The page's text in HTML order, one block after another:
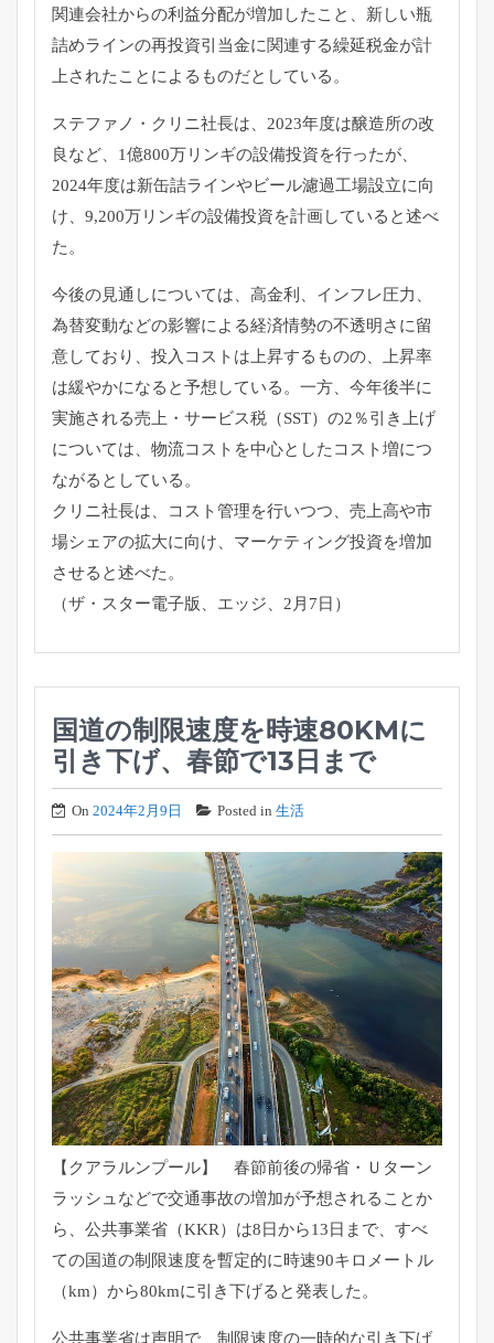
関連会社からの利益分配が増加したこと、新しい瓶
詰めラインの再投資引当金に関連する繰延税金が計
上されたことによるものだとしている。
ステファノ・クリニ社長は、2023年度は醸造所の改
良など、1億800万リンギの設備投資を行ったが、
2024年度は新缶詰ラインやビール濾過工場設立に向
け、9,200万リンギの設備投資を計画していると述べ
た。
今後の見通しについては、高金利、インフレ圧力、
為替変動などの影響による経済情勢の不透明さに留
意しており、投入コストは上昇するものの、上昇率
は緩やかになると予想している。一方、今年後半に
実施される売上・サービス税（SST）の2％引き上げ
については、物流コストを中心としたコスト増につ
ながるとしている。
クリニ社長は、コスト管理を行いつつ、売上高や市
場シェアの拡大に向け、マーケティング投資を増加
させると述べた。
（ザ・スター電子版、エッジ、2月7日）
国道の制限速度を時速80KMに
引き下げ、春節で13日まで
On 2024年2月9日 Posted in 生活
【クアラルンプール】 春節前後の帰省・Ｕターン
ラッシュなどで交通事故の増加が予想されることか
ら、公共事業省（KKR）は8日から13日まで、すべ
ての国道の制限速度を暫定的に時速90キロメートル
（km）から80kmに引き下げると発表した。
公共事業省は声明で、制限速度の一時的な引き下げ